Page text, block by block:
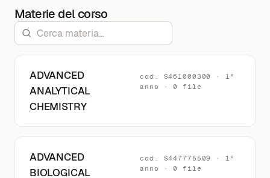
Materie del corso
ADVANCED
ANALYTICAL
CHEMISTRY
cod. S461000300 · 1°
anno · 0 file
ADVANCED
BIOLOGICAL
cod. S447775509 · 1°
anno · 0 file